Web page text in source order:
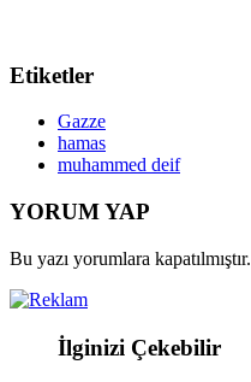
Etiketler
Gazze
hamas
muhammed deif
YORUM YAP
Bu yazı yorumlara kapatılmıştır.
İlginizi Çekebilir